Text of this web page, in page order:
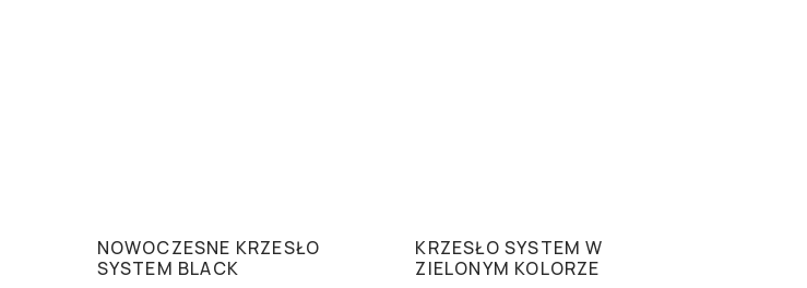
NOWOCZESNE KRZESŁO
SYSTEM BLACK
KRZESŁO SYSTEM W
ZIELONYM KOLORZE